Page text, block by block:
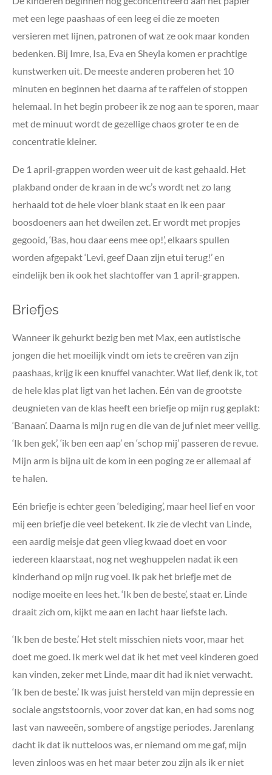
met een lege paashaas of een leeg ei die ze moeten
versieren met lijnen, patronen of wat ze ook maar konden
bedenken. Bij Imre, Isa, Eva en Sheyla komen er prachtige
kunstwerken uit. De meeste anderen proberen het 10
minuten en beginnen het daarna af te raffelen of stoppen
helemaal. In het begin probeer ik ze nog aan te sporen, maar
met de minuut wordt de gezellige chaos groter te en de
concentratie kleiner.
De 1 april-grappen worden weer uit de kast gehaald. Het
plakband onder de kraan in de wc’s wordt net zo lang
herhaald tot de hele vloer blank staat en ik een paar
boosdoeners aan het dweilen zet. Er wordt met propjes
gegooid, ‘Bas, hou daar eens mee op!’, elkaars spullen
worden afgepakt ‘Levi, geef Daan zijn etui terug!’ en
eindelijk ben ik ook het slachtoffer van 1 april-grappen.
Briefjes
Wanneer ik gehurkt bezig ben met Max, een autistische
jongen die het moeilijk vindt om iets te creëren van zijn
paashaas, krijg ik een knuffel vanachter. Wat lief, denk ik, tot
de hele klas plat ligt van het lachen. Eén van de grootste
deugnieten van de klas heeft een briefje op mijn rug geplakt:
‘Banaan’. Daarna is mijn rug en die van de juf niet meer veilig.
‘Ik ben gek’, ‘ik ben een aap’ en ‘schop mij’ passeren de revue.
Mijn arm is bijna uit de kom in een poging ze er allemaal af
te halen.
Eén briefje is echter geen ‘belediging’, maar heel lief en voor
mij een briefje die veel betekent. Ik zie de vlecht van Linde,
een aardig meisje dat geen vlieg kwaad doet en voor
iedereen klaarstaat, nog net weghuppelen nadat ik een
kinderhand op mijn rug voel. Ik pak het briefje met de
nodige moeite en lees het. ‘Ik ben de beste’, staat er. Linde
draait zich om, kijkt me aan en lacht haar liefste lach.
‘Ik ben de beste.’ Het stelt misschien niets voor, maar het
doet me goed. Ik merk wel dat ik het met veel kinderen goed
kan vinden, zeker met Linde, maar dit had ik niet verwacht.
‘Ik ben de beste.’ Ik was juist hersteld van mijn depressie en
sociale angststoornis, voor zover dat kan, en had soms nog
last van naweeën, sombere of angstige periodes. Jarenlang
dacht ik dat ik nutteloos was, er niemand om me gaf, mijn
leven zinloos was en het maar beter zou zijn als ik er niet